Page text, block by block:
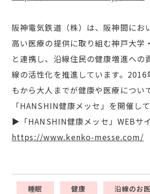
阪神電気鉄道（株）は、阪神間にお
高い医療の提供に取り組む神戸大学
と連携し、沿線住民の健康増進への
線の活性化を推進しています。
もから大人までが健康や医療につい
「HANSHIN健康メッセ」を開催して
▶「HANSHIN健康メッセ」WEBサ
https://www.kenko-messe.com/
睡眠 健康 沿線のお